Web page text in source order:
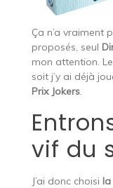
Ça n’a vraiment
proposés, seul
mon attention.
soit j’y ai déjà
Prix Jokers.
vif du
J’ai donc choisi